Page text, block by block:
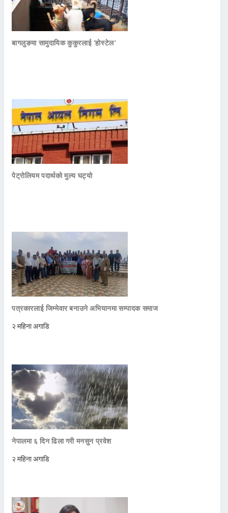
बागलुङमा सामुदायिक कुकुरलाई ‘होस्टेल’
पेट्रोलियम पदार्थको मुल्य घट्यो
पत्रकारलाई जिम्मेवार बनाउने अभियानमा सम्पादक समाज
२ महिना अगाडि
नेपालमा ६ दिन ढिला गरी मनसुन प्रवेश
२ महिना अगाडि